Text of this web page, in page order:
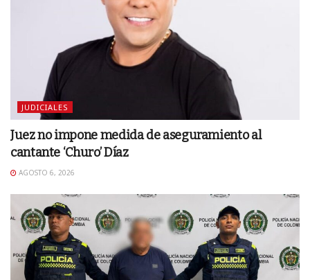
JUDICIALES
Juez no impone medida de aseguramiento al
cantante ‘Churo’ Díaz
AGOSTO 6, 2026